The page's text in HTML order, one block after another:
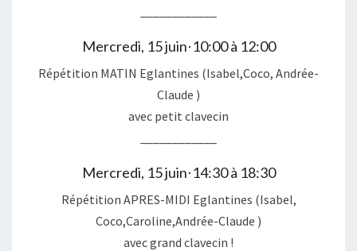
Mercredi, 15 juin⋅10:00 à 12:00
Répétition MATIN Eglantines (Isabel,Coco, Andrée-
Claude )
avec petit clavecin
Mercredi, 15 juin⋅14:30 à 18:30
Répétition APRES-MIDI Eglantines (Isabel,
Coco,Caroline,Andrée-Claude )
avec grand clavecin !